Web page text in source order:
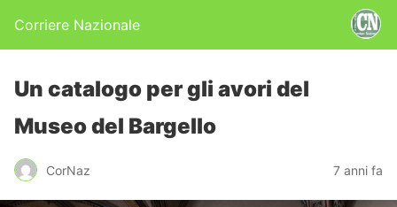
Corriere Nazionale
Un catalogo per gli avori del
Museo del Bargello
CorNaz 7 anni fa